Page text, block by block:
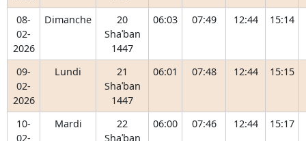
08-
02-
2026
Dimanche
20
Shaʿban
1447
06:03 07:49 12:44 15:14
09-
02-
2026
Lundi
21
Shaʿban
1447
06:01 07:48 12:44 15:15
10-
02-
Mardi
22
Shaʿban
06:00 07:46 12:44 15:17